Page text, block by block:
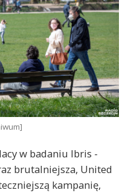
w badaniu Ibris -
brutalniejsza, United
kampanię,